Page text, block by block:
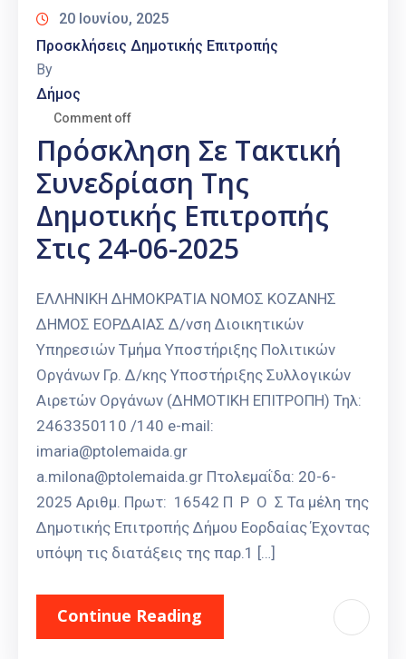
20 Ιουνίου, 2025
Προσκλήσεις Δημοτικής Επιτροπής
By
Δήμος
Comment off
Πρόσκληση Σε Τακτική
Συνεδρίαση Της
Δημοτικής Επιτροπής
Στις 24-06-2025
ΕΛΛΗΝΙΚΗ ΔΗΜΟΚΡΑΤΙΑ ΝΟΜΟΣ ΚΟΖΑΝΗΣ
ΔΗΜΟΣ ΕΟΡΔΑΙΑΣ Δ/νση Διοικητικών
Υπηρεσιών Τμήμα Υποστήριξης Πολιτικών
Οργάνων Γρ. Δ/κης Υποστήριξης Συλλογικών
Αιρετών Οργάνων (ΔΗΜΟΤΙΚΗ ΕΠΙΤΡΟΠΗ) Τηλ:
2463350110 /140 e-mail:
imaria@ptolemaida.gr
a.milona@ptolemaida.gr Πτολεμαΐδα: 20-6-
2025 Αριθμ. Πρωτ: 16542 Π Ρ Ο Σ Τα μέλη της
Δημοτικής Επιτροπής Δήμου Εορδαίας Έχοντας
υπόψη τις διατάξεις της παρ.1 […]
Continue Reading